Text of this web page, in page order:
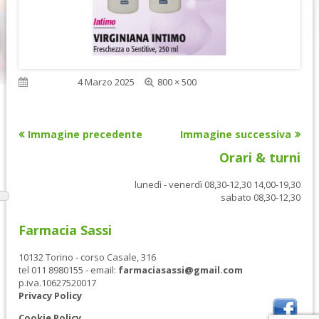
Pubblicato4 Marzo 2025
Dimensione
800 × 500
Immagine precedente Immagine successiva
Orari & turni
lunedì - venerdì 08,30-12,30 14,00-19,30
sabato 08,30-12,30
Farmacia Sassi
10132 Torino - corso Casale, 316
tel 011 8980155 - email: farmaciasassi@gmail.com
p.iva.10627520017
Privacy Policy